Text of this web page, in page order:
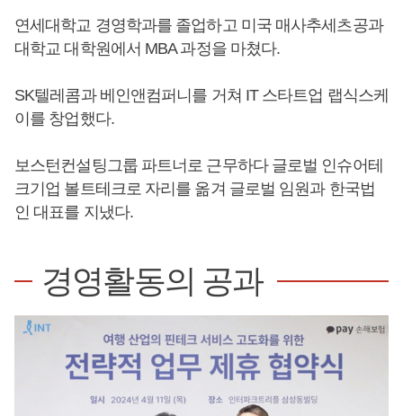
연세대학교 경영학과를 졸업하고 미국 매사추세츠공과
대학교 대학원에서 MBA 과정을 마쳤다.
SK텔레콤과 베인앤컴퍼니를 거쳐 IT 스타트업 랩식스케
이를 창업했다.
보스턴컨설팅그룹 파트너로 근무하다 글로벌 인슈어테
크기업 볼트테크로 자리를 옮겨 글로벌 임원과 한국법
인 대표를 지냈다.
경영활동의 공과